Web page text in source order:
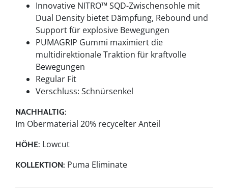
Innovative NITRO™ SQD-Zwischensohle mit
Dual Density bietet Dämpfung, Rebound und
Support für explosive Bewegungen
PUMAGRIP Gummi maximiert die
multidirektionale Traktion für kraftvolle
Bewegungen
Regular Fit
Verschluss: Schnürsenkel
NACHHALTIG:
Im Obermaterial 20% recycelter Anteil
HÖHE: Lowcut
KOLLEKTION: Puma Eliminate